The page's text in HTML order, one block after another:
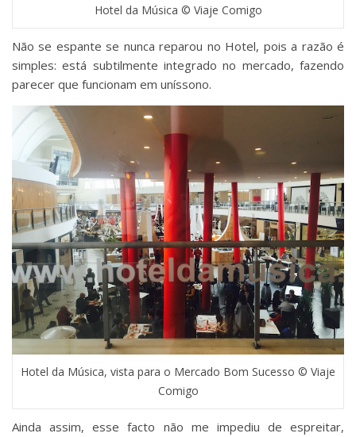
Hotel da Música © Viaje Comigo
Não se espante se nunca reparou no Hotel, pois a razão é
simples: está subtilmente integrado no mercado, fazendo
parecer que funcionam em uníssono.
Hotel da Música, vista para o Mercado Bom Sucesso © Viaje
Comigo
Ainda assim, esse facto não me impediu de espreitar,